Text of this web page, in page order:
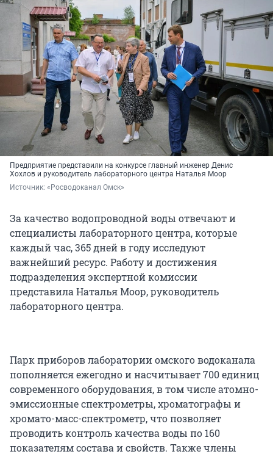
Предприятие представили на конкурсе главный инженер Денис
Хохлов и руководитель лабораторного центра Наталья Моор
Источник: «Росводоканал Омск»
За качество водопроводной воды отвечают и
специалисты лабораторного центра, которые
каждый час, 365 дней в году исследуют
важнейший ресурс. Работу и достижения
подразделения экспертной комиссии
представила Наталья Моор, руководитель
лабораторного центра.
Парк приборов лаборатории омского водоканала
пополняется ежегодно и насчитывает 700 единиц
современного оборудования, в том числе атомно-
эмиссионные спектрометры, хроматографы и
хромато-масс-спектрометр, что позволяет
проводить контроль качества воды по 160
показателям состава и свойств. Также члены